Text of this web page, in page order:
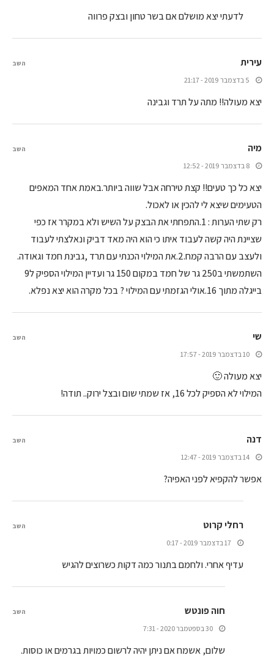
לדעתי יצא מושלם אם בשר טחון ובצק פרווה
עירית
5 בדצמבר 2019 - 21:17
יצא מעולה!! מתה על תרד וגבינה
השב
מיה
8 בדצמבר 2019 - 12:52
יצא כל כך טעים!! קצת טירחה אבל שווה ביותר.באמת אחד המאפים
הטעימים שיצא לי להכין או לאכול.
רק שתי הערות : 1.התפחתי את הבצק על השיש ולא במקרר אז כפי
שציינת היה קשה לעבוד איתו כי הוא היה מאד דביק ונאלצתי לעבוד
ולעצב עם הרבה קמח.2.את המילוי הכנתי עם תרד ,גבינת חמד וגאודה.
השתמשתי ב250 גר של חמד במקום 150 גר ועדיין המילוי הספיק ל9
בייגלה מתוך 16.אולי הגזמתי עם המילוי ? בכל מקרה הוא יצא נפלא.
השב
שי
10 בדצמבר 2019 - 17:57
יצא מעולה 🙂
המילוי לא הספיק לכל 16, אז שמתי שום ובצל ירוק.. תודה!
השב
דנה
14 בדצמבר 2019 - 12:47
אפשר להקפיא לפני האפיה?
השב
רחלי קרוט
17 בדצמבר 2019 - 0:17
עדיף אחרי. ולחמם בתנור כמה דקות כשרוצים להגיש
השב
חוה פונטש
30 בספטמבר 2020 - 7:31
שלום, אשמח אם ניתן יהיה לרשום כמויות בגרמים או כוסות.
השב